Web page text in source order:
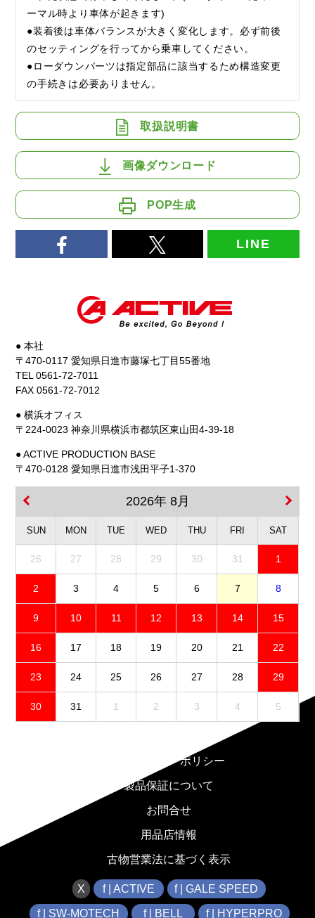
ーマル時より車体が起きます)
●装着後は車体バランスが大きく変化します。必ず前後
のセッティングを行ってから乗車してください。
●ローダウンパーツは指定部品に該当するため構造変更
の手続きは必要ありません。
取扱説明書
画像ダウンロード
POP生成
LINE
● 本社
〒470-0117 愛知県日進市藤塚七丁目55番地
TEL 0561-72-7011
FAX 0561-72-7012
● 横浜オフィス
〒224-0023 神奈川県横浜市都筑区東山田4-39-18
● ACTIVE PRODUCTION BASE
〒470-0128 愛知県日進市浅田平子1-370
2026年 8月
SUN MON TUE WED THU FRI SAT
26 27 28 29 30 31 1
2 3 4 5 6 7 8
9 10 11 12 13 14 15
16 17 18 19 20 21 22
23 24 25 26 27 28 29
30 31 1 2 3 4 5
プライバシーポリシー
製品保証について
お問合せ
用品店情報
古物営業法に基づく表示
X f | ACTIVE f | GALE SPEED
f | SW-MOTECH f | BELL f | HYPERPRO